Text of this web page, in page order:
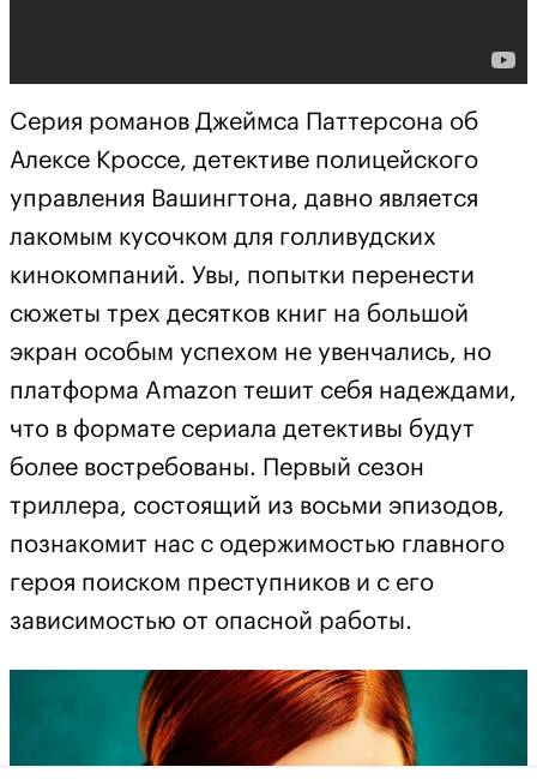
Серия романов Джеймса Паттерсона об
Алексе Кроссе, детективе полицейского
управления Вашингтона, давно является
лакомым кусочком для голливудских
кинокомпаний. Увы, попытки перенести
сюжеты трех десятков книг на большой
экран особым успехом не увенчались, но
платформа Amazon тешит себя надеждами,
что в формате сериала детективы будут
более востребованы. Первый сезон
триллера, состоящий из восьми эпизодов,
познакомит нас с одержимостью главного
героя поиском преступников и с его
зависимостью от опасной работы.